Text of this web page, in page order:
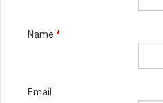
Name *
Email